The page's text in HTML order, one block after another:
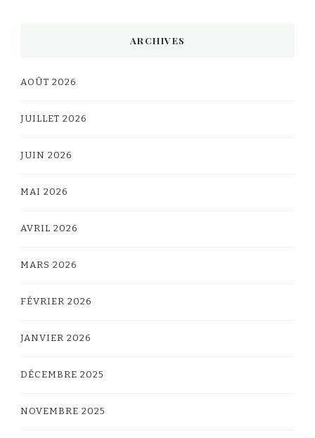
ARCHIVES
AOÛT 2026
JUILLET 2026
JUIN 2026
MAI 2026
AVRIL 2026
MARS 2026
FÉVRIER 2026
JANVIER 2026
DÉCEMBRE 2025
NOVEMBRE 2025